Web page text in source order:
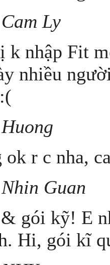
Ly
k nhập Fit
nhiều
ok r c nha,
Guan
gói kỹ! E
Hi, gói kĩ